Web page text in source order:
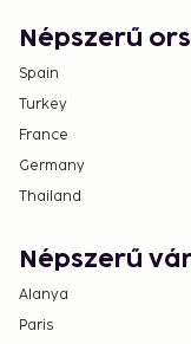
Népszerű
Spain
Turkey
France
Germany
Thailand
Népszerű
Alanya
Paris